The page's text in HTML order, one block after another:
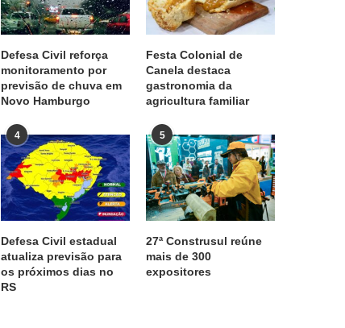
Defesa Civil reforça
monitoramento por
previsão de chuva em
Novo Hamburgo
Festa Colonial de
Canela destaca
gastronomia da
agricultura familiar
4
Defesa Civil estadual
atualiza previsão para
os próximos dias no
RS
5
27ª Construsul reúne
mais de 300
expositores